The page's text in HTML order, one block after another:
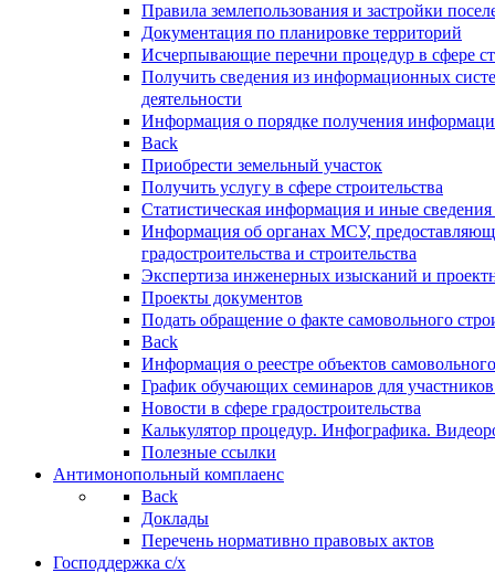
Правила землепользования и застройки
Документация по планировке территорий
Исчерпывающие перечни процедур в сфере
Получить сведения из информационных
деятельности
Информация о порядке получения
Back
Приобрести земельный участок
Получить услугу в сфере строительства
Статистическая информация и иные сведения
Информация об органах МСУ,
градостроительства и строительства
Экспертиза инженерных изысканий и
Проекты документов
Подать обращение о факте самовольного
Back
Информация о реестре объектов
График обучающих семинаров для участников
Новости в сфере градостроительства
Калькулятор процедур. Инфографика.
Полезные ссылки
Антимонопольный комплаенс
Back
Доклады
Перечень нормативно правовых актов
Господдержка с/х